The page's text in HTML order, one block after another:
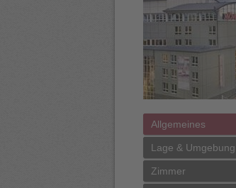
Allgemeines
Lage & Umgebung
Zimmer